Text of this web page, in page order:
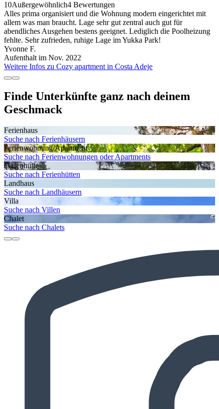
10Außergewöhnlich4 Bewertungen
Alles prima organisiert und die Wohnung modern eingerichtet mit
allem was man braucht. Lage sehr gut zentral auch gut für
abendliches Ausgehen bestens geeignet. Lediglich die Poolheizung
fehlte. Sehr zufrieden, ruhige Lage im Yukka Park!
Yvonne F.
Aufenthalt im Nov. 2022
Weitere Infos zu Cozy apartment in Costa Adeje
Finde Unterkünfte ganz nach deinem
Geschmack
Ferienhaus
Suche nach Ferienhäusern
Ferienwohnung/Apartment
Suche nach Ferienwohnungen oder Apartments
Ferienhütte
Suche nach Ferienhütten
Landhaus
Suche nach Landhäusern
Villa
Suche nach Villen
Chalet
Suche nach Chalets